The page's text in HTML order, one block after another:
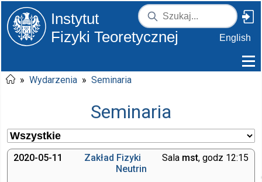
Instytut
Fizyki Teoretycznej
English
» Wydarzenia » Seminaria
Seminaria
2020-05-11 Sala mst, godz 12:15
Zakład Fizyki
Neutrin